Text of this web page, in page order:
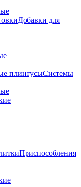
Добавки для
плинтусыСистемы
Приспособления